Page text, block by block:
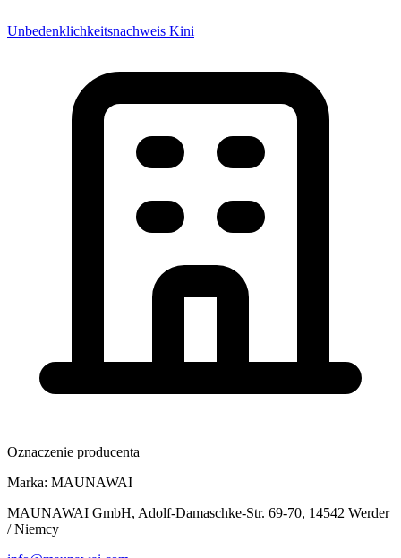
Unbedenklichkeitsnachweis Kini
Oznaczenie producenta
Marka: MAUNAWAI
MAUNAWAI GmbH, Adolf-Damaschke-Str. 69-70, 14542 Werder
/ Niemcy